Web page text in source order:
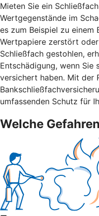
Mieten Sie ein
Wertgegenstände im
es zum Beispiel zu einem
Wertpapiere zerstört
Schließfach gestohlen,
Entschädigung, wenn Sie
versichert haben. Mit der
umfassenden Schutz für
Welche